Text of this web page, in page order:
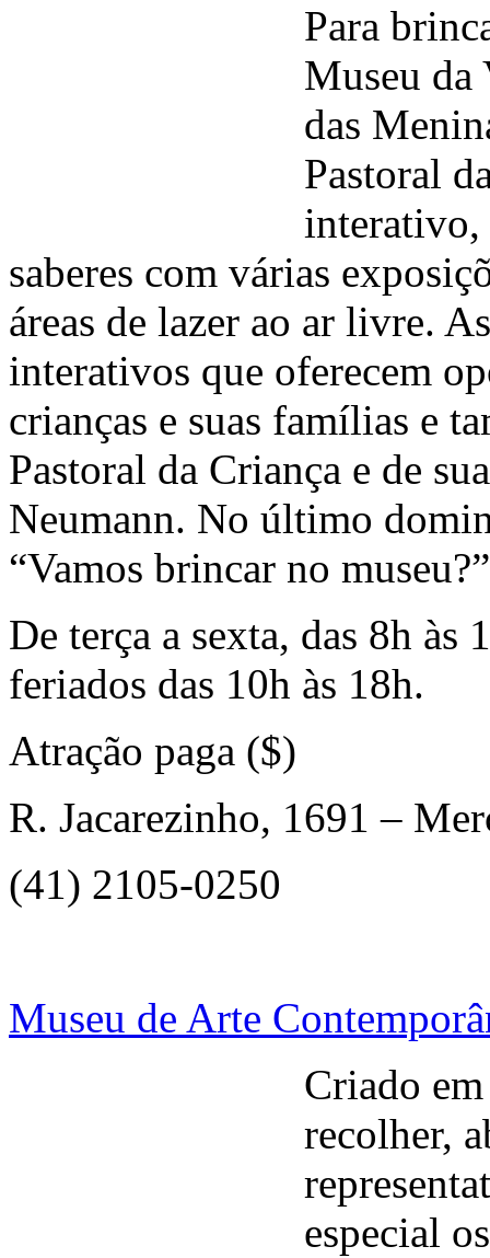
Para
Museu da
das
Pastoral
interativo,
saberes com várias
áreas de lazer ao ar livre.
interativos que oferecem
crianças e suas famílias e
Pastoral da Criança e de
Neumann. No último
“Vamos brincar no
De terça a sexta, das 8h às
feriados das 10h às 18h.
Atração paga ($)
R. Jacarezinho, 1691 –
(41) 2105-0250
Museu de Arte
Criado
recolher,
especial